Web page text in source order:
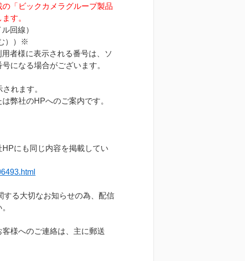
「ビックカメラグループ製品
す。
回線）
））※
者様に表示される番号は、ソ
になる場合がございます。
れます。
弊社のHPへのご案内です。
にも同じ内容を掲載してい
る大切なお知らせの為、配信
様へのご連絡は、主に郵送